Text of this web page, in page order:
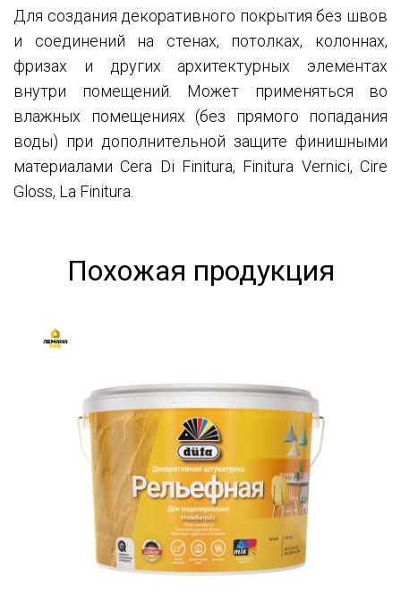
Для создания декоративного покрытия без швов
и соединений на стенах, потолках, колоннах,
фризах и других архитектурных элементах
внутри помещений. Может применяться во
влажных помещениях (без прямого попадания
воды) при дополнительной защите финишными
материалами Cera Di Finitura, Finitura Vernici, Cire
Gloss, La Finitura.
Похожая продукция